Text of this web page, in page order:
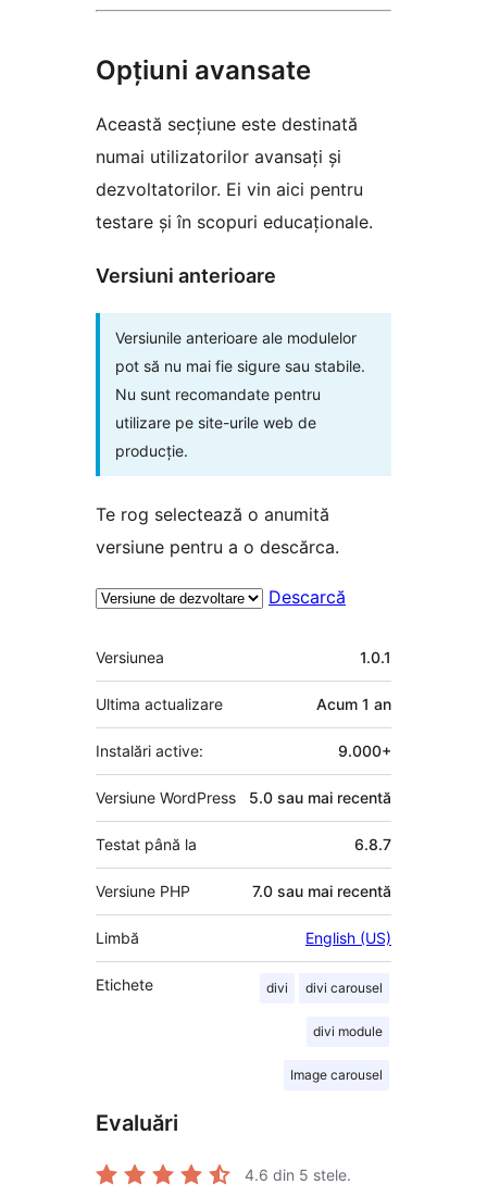
Opțiuni avansate
Această secțiune este destinată
numai utilizatorilor avansați și
dezvoltatorilor. Ei vin aici pentru
testare și în scopuri educaționale.
Versiuni anterioare
Versiunile anterioare ale modulelor
pot să nu mai fie sigure sau stabile.
Nu sunt recomandate pentru
utilizare pe site-urile web de
producție.
Te rog selectează o anumită
versiune pentru a o descărca.
Descarcă
Meta
Versiunea 1.0.1
Ultima actualizare Acum 1 an
Instalări active: 9.000+
Versiune WordPress 5.0 sau mai recentă
Testat până la 6.8.7
Versiune PHP 7.0 sau mai recentă
Limbă English (US)
Etichete divi divi carousel
divi module
Image carousel
Evaluări
4.6 din 5 stele.